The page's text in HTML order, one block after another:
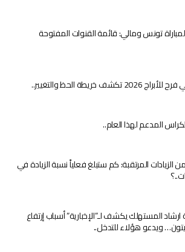
لمباراة تونس ومالي: قائمة القنوات المفتوحة
خريطة الحظ والتغيير..
المدعم لهذا العام..
الزيادات المرتقبة: كم ستبلغ فعلياً نسبة الزيادة في
المستهلك يكشف لـ”الإخبارية” أسباب إرتفاع
ويدعو هؤلاء للتدخل..